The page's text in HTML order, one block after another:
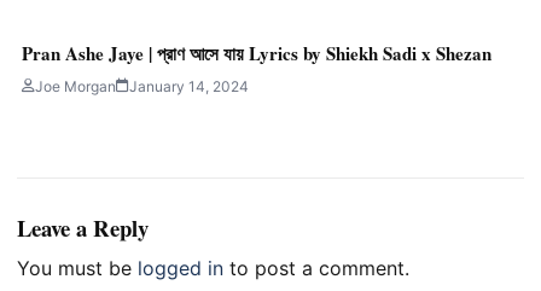
Pran Ashe Jaye | প্রাণ আসে যায় Lyrics by Shiekh Sadi x Shezan
Joe Morgan January 14, 2024
Leave a Reply
You must be logged in to post a comment.